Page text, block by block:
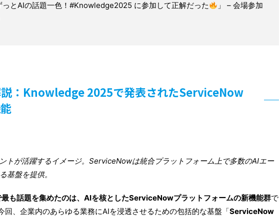
っとAIの話題一色！#Knowledge2025 に参加して正解だった
」 – 会場参加
：Knowledge 2025で発表されたServiceNow
トが活躍するイメージ。ServiceNowは統合プラットフォーム上で多数のAIエー
基盤を提供。
も話題を集めたのは、AIを核としたServiceNowプラットフォームの新機能群で
、企業内のあらゆる業務にAIを浸透させるための包括的な基盤「ServiceNow